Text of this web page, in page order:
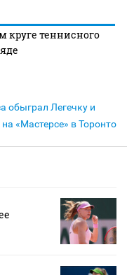
круге теннисного
обыграл Легечку и
«Мастерсе» в Торонто